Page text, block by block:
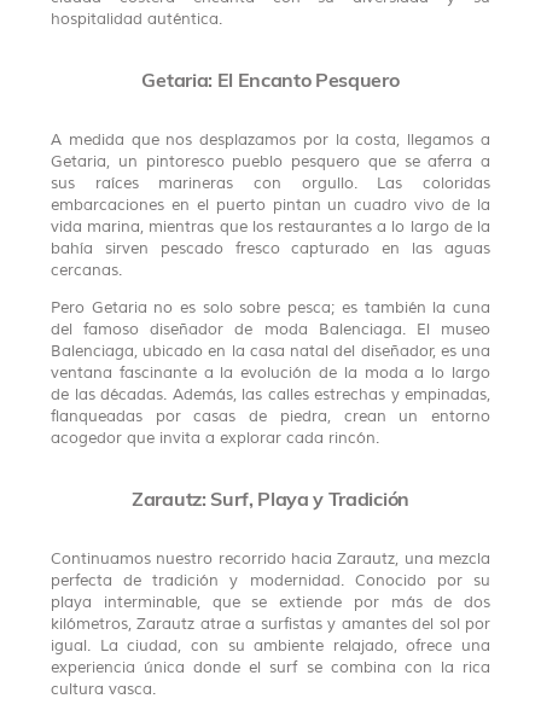
hospitalidad auténtica.
Getaria: El Encanto Pesquero
A medida que nos desplazamos por la costa, llegamos a
Getaria, un pintoresco pueblo pesquero que se aferra a
sus raíces marineras con orgullo. Las coloridas
embarcaciones en el puerto pintan un cuadro vivo de la
vida marina, mientras que los restaurantes a lo largo de la
bahía sirven pescado fresco capturado en las aguas
cercanas.
Pero Getaria no es solo sobre pesca; es también la cuna
del famoso diseñador de moda Balenciaga. El museo
Balenciaga, ubicado en la casa natal del diseñador, es una
ventana fascinante a la evolución de la moda a lo largo
de las décadas. Además, las calles estrechas y empinadas,
flanqueadas por casas de piedra, crean un entorno
acogedor que invita a explorar cada rincón.
Zarautz: Surf, Playa y Tradición
Continuamos nuestro recorrido hacia Zarautz, una mezcla
perfecta de tradición y modernidad. Conocido por su
playa interminable, que se extiende por más de dos
kilómetros, Zarautz atrae a surfistas y amantes del sol por
igual. La ciudad, con su ambiente relajado, ofrece una
experiencia única donde el surf se combina con la rica
cultura vasca.